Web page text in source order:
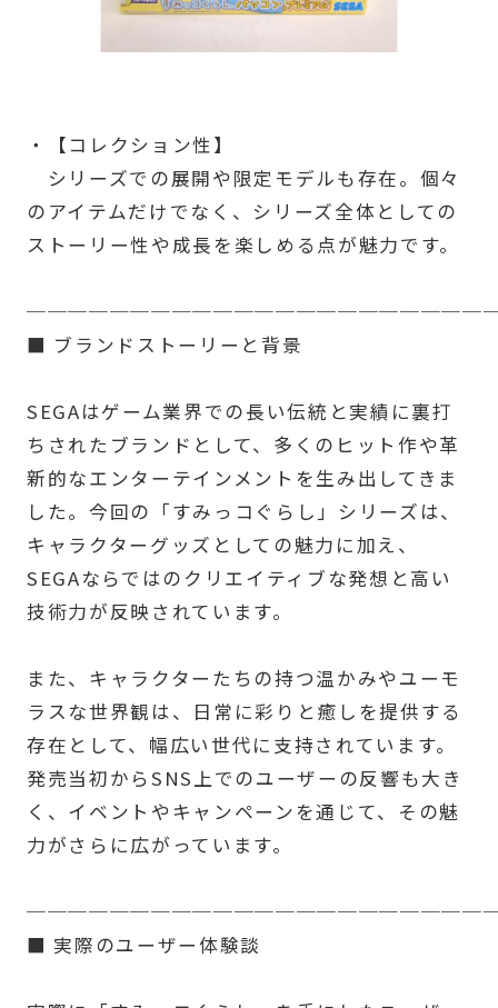
・【コレクション性】
シリーズでの展開や限定モデルも存在。個々
のアイテムだけでなく、シリーズ全体としての
ストーリー性や成長を楽しめる点が魅力です。
■ ブランドストーリーと背景
SEGAはゲーム業界での長い伝統と実績に裏打
ちされたブランドとして、多くのヒット作や革
新的なエンターテインメントを生み出してきま
した。今回の「すみっコぐらし」シリーズは、
キャラクターグッズとしての魅力に加え、
SEGAならではのクリエイティブな発想と高い
技術力が反映されています。
また、キャラクターたちの持つ温かみやユーモ
ラスな世界観は、日常に彩りと癒しを提供する
存在として、幅広い世代に支持されています。
発売当初からSNS上でのユーザーの反響も大き
く、イベントやキャンペーンを通じて、その魅
力がさらに広がっています。
■ 実際のユーザー体験談